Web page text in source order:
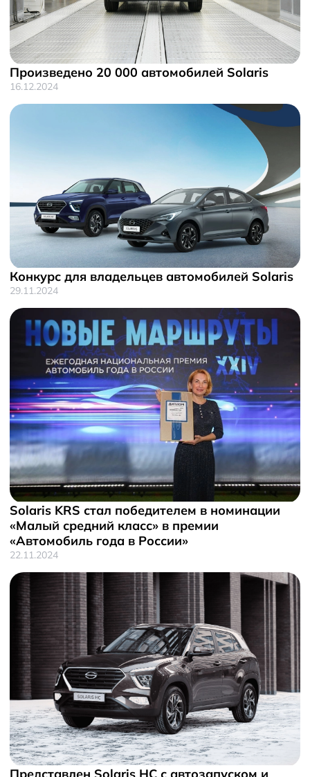
Произведено 20 000 автомобилей Solaris
16.12.2024
Конкурс для владельцев автомобилей Solaris
29.11.2024
Solaris KRS стал победителем в номинации
«Малый средний класс» в премии
«Автомобиль года в России»
22.11.2024